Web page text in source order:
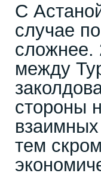
С
случае
сложнее.
между
стороны
тем